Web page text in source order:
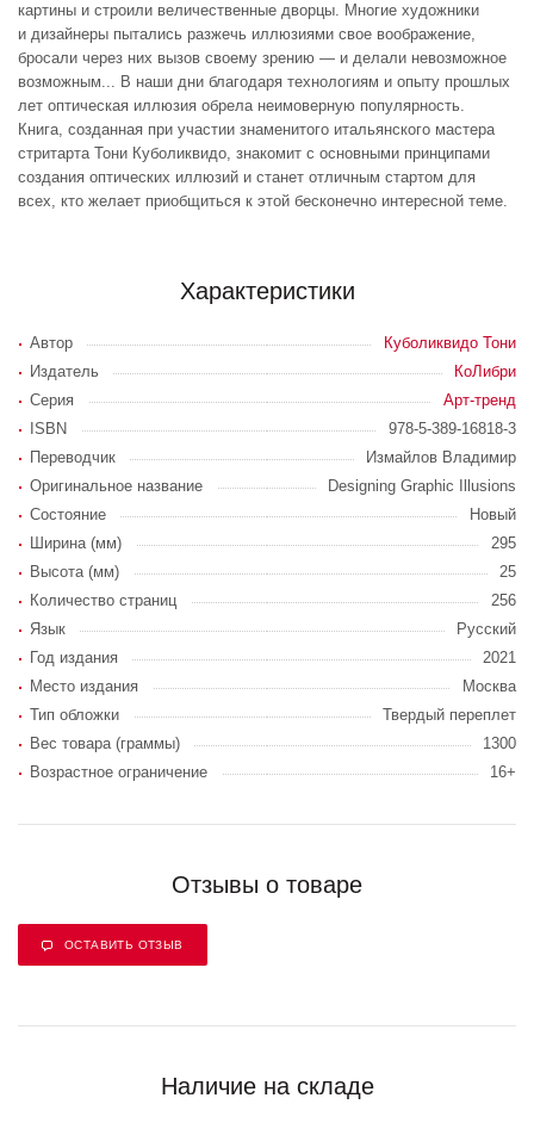
картины и строили величественные дворцы. Многие художники
и дизайнеры пытались разжечь иллюзиями свое воображение,
бросали через них вызов своему зрению — и делали невозможное
возможным... В наши дни благодаря технологиям и опыту прошлых
лет оптическая иллюзия обрела неимоверную популярность.
Книга, созданная при участии знаменитого итальянского мастера
стритарта Тони Куболиквидо, знакомит с основными принципами
создания оптических иллюзий и станет отличным стартом для
всех, кто желает приобщиться к этой бесконечно интересной теме.
Характеристики
Автор
Куболиквидо Тони
Издатель
КоЛибри
Серия
Арт-тренд
ISBN
978-5-389-16818-3
Переводчик
Измайлов Владимир
Оригинальное название
Designing Graphic Illusions
Состояние
Новый
Ширина (мм)
295
Высота (мм)
25
Количество страниц
256
Язык
Русский
Год издания
2021
Место издания
Москва
Тип обложки
Твердый переплет
Вес товара (граммы)
1300
Возрастное ограничение
16+
Отзывы о товаре
ОСТАВИТЬ ОТЗЫВ
Наличие на складе